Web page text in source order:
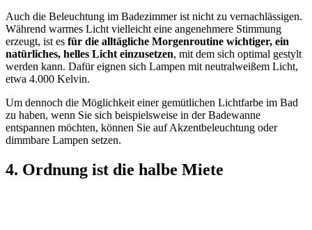
Auch die Beleuchtung im Badezimmer ist nicht zu vernachlässigen.
Während warmes Licht vielleicht eine angenehmere Stimmung
erzeugt, ist es für die alltägliche Morgenroutine wichtiger, ein
natürliches, helles Licht einzusetzen, mit dem sich optimal gestylt
werden kann. Dafür eignen sich Lampen mit neutralweißem Licht,
etwa 4.000 Kelvin.
Um dennoch die Möglichkeit einer gemütlichen Lichtfarbe im Bad
zu haben, wenn Sie sich beispielsweise in der Badewanne
entspannen möchten, können Sie auf Akzentbeleuchtung oder
dimmbare Lampen setzen.
4. Ordnung ist die halbe Miete